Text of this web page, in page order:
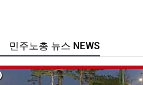
주노총 뉴스 NEWS